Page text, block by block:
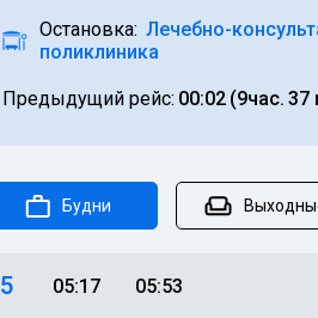
Остановка: Лечебно-
поликлиника
Предыдущий рейс: 00:02 (9час. 37
Будни
5 05:17 05:53